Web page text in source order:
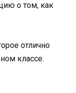
о том, как
отлично
классе.